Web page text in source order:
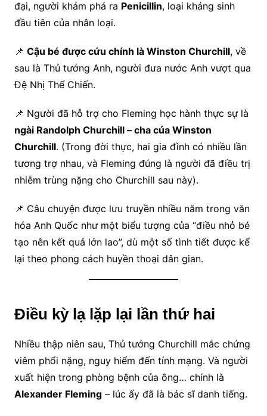
đại, người khám phá ra Penicillin, loại kháng sinh
đầu tiên của nhân loại.
📌 Cậu bé được cứu chính là Winston Churchill, về
sau là Thủ tướng Anh, người đưa nước Anh vượt qua
Đệ Nhị Thế Chiến.
📌 Người đã hỗ trợ cho Fleming học hành thực sự là
ngài Randolph Churchill – cha của Winston
Churchill. (Trong đời thực, hai gia đình có nhiều lần
tương trợ nhau, và Fleming đúng là người đã điều trị
nhiễm trùng nặng cho Churchill sau này).
📌 Câu chuyện được lưu truyền nhiều năm trong văn
hóa Anh Quốc như một biểu tượng của “điều nhỏ bé
tạo nên kết quả lớn lao”, dù một số tình tiết được kể
lại theo phong cách huyền thoại dân gian.
Điều kỳ lạ lặp lại lần thứ hai
Nhiều thập niên sau, Thủ tướng Churchill mắc chứng
viêm phổi nặng, nguy hiểm đến tính mạng. Và người
xuất hiện trong phòng bệnh của ông… chính là
Alexander Fleming– lúc ấy đã là bác sĩ danh tiếng.